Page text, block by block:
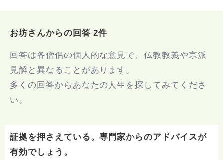
お坊さんからの回答 2件
回答は各僧侶の個人的な意見で、仏教教義や宗派
見解と異なることがあります。
多くの回答からあなたの人生を探してみてくださ
い。
証拠を押さえている。専門家からのアドバイスが
有効でしょう。